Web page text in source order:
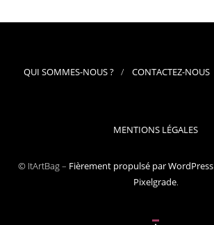
QUI SOMMES-NOUS ? CONTACTEZ-NOUS
MENTIONS LÉGALES
© ItArtBag – Fièrement propulsé par WordPress
Pixelgrade.